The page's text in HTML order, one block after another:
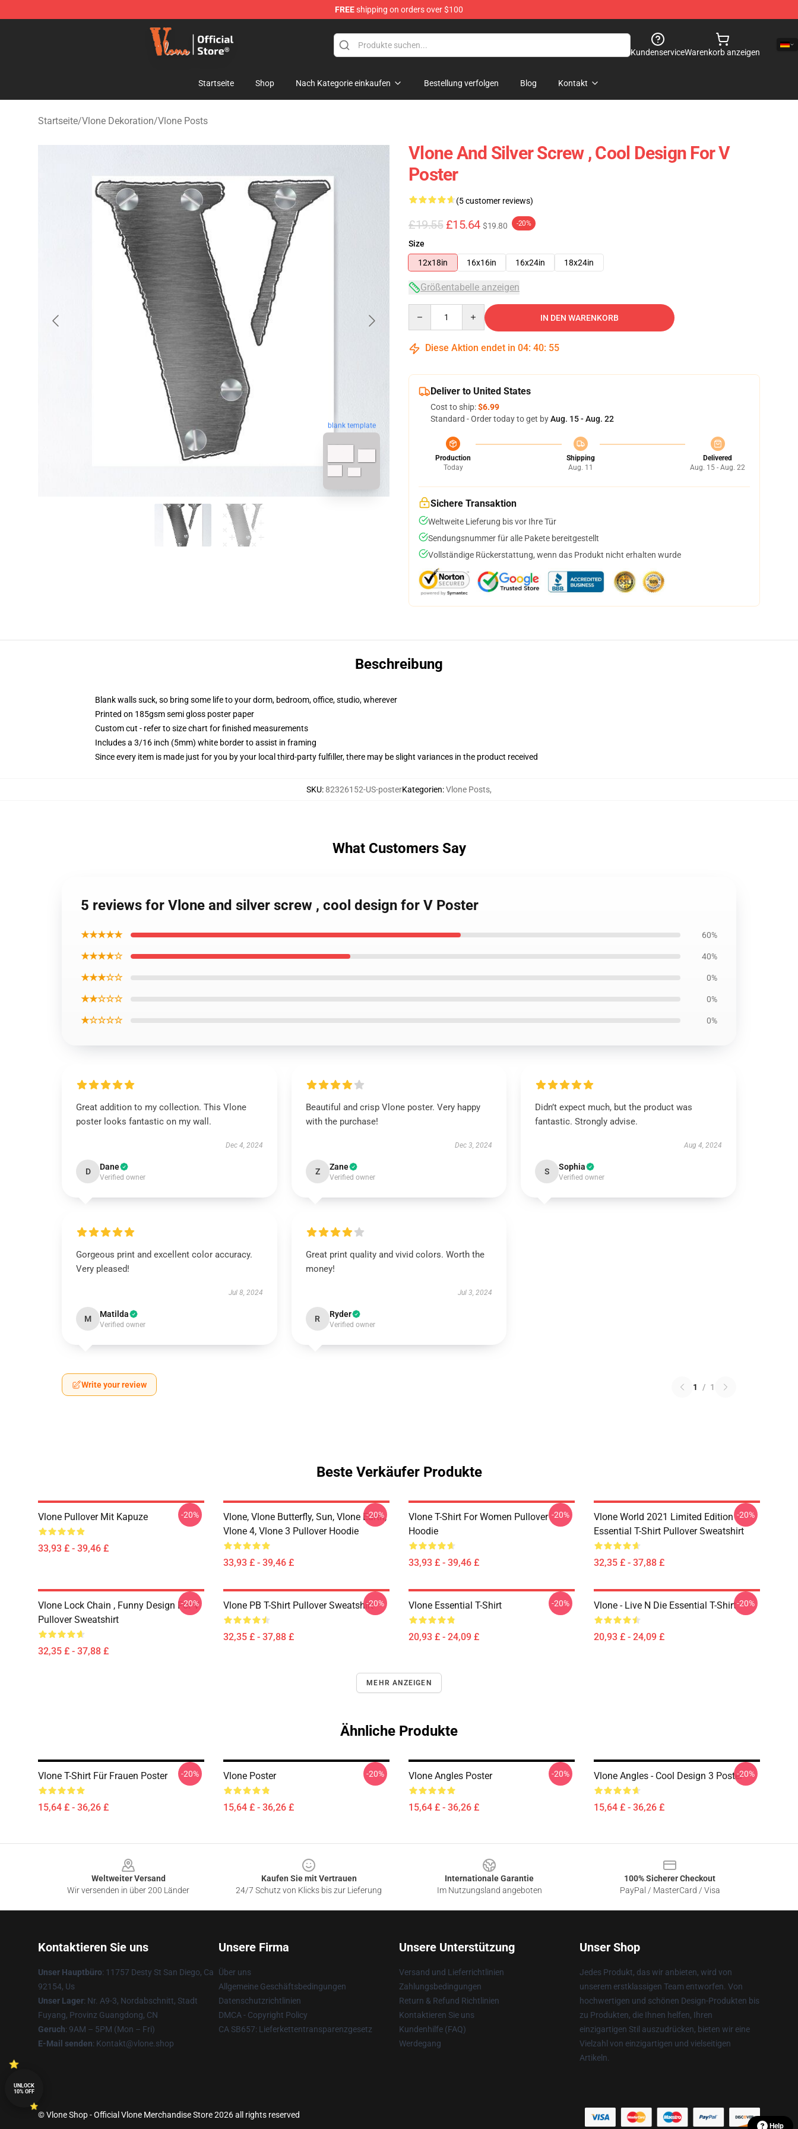
FREEshipping on orders over $100
Vlone Shop - Official Vlone Merchandise Store
KundenserviceWarenkorb anzeigen
Startseite Shop Nach Kategorie einkaufen Bestellung verfolgen Blog Kontakt
Startseite/Vlone Dekoration/Vlone Posts
blank template
Vlone And Silver Screw , Cool Design For V
Poster
(5 customer reviews)
£19.55 £15.64 $19.80 -20%
Size
12x18in
16x16in 16x24in 18x24in
Größentabelle anzeigen
IN DEN WARENKORB
Diese Aktion endet in 04: 40: 54
Deliver to United States
Cost to ship:$6.99
Standard - Order today to get byAug. 15 - Aug. 22
Production
Today
Shipping
Aug. 11
Delivered
Aug. 15 - Aug. 22
Sichere Transaktion
Weltweite Lieferung bis vor Ihre Tür
Sendungsnummer für alle Pakete bereitgestellt
Vollständige Rückerstattung, wenn das Produkt nicht erhalten wurde
Beschreibung
Blank walls suck, so bring some life to your dorm, bedroom, office, studio, wherever
Printed on 185gsm semi gloss poster paper
Custom cut - refer to size chart for finished measurements
Includes a 3/16 inch (5mm) white border to assist in framing
Since every item is made just for you by your local third-party fulfiller, there may be slight variances in the product received
SKU:82326152-US-posterKategorien:Vlone Posts,
What Customers Say
5 reviews for Vlone and silver screw , cool design for V Poster
★★★★★ 60%
★★★★☆ 40%
★★★☆☆ 0%
★★☆☆☆ 0%
★☆☆☆☆ 0%
Great addition to my collection. This Vlone
poster looks fantastic on my wall.
Dec 4, 2024
D Dane
Verified owner
Beautiful and crisp Vlone poster. Very happy
with the purchase!
Dec 3, 2024
Z Zane
Verified owner
Didn’t expect much, but the product was
fantastic. Strongly advise.
Aug 4, 2024
S Sophia
Verified owner
Gorgeous print and excellent color accuracy.
Very pleased!
Jul 8, 2024
M Matilda
Verified owner
Great print quality and vivid colors. Worth the
money!
Jul 3, 2024
R Ryder
Verified owner
Write your review 1 / 1
Beste Verkäufer Produkte
Vlone Pullover Mit Kapuze
33,93 £ - 39,46 £
-20%
Vlone, Vlone Butterfly, Sun, Vlone Earth,
Vlone 4, Vlone 3 Pullover Hoodie
33,93 £ - 39,46 £
-20%
Vlone T-Shirt For Women Pullover
Hoodie
33,93 £ - 39,46 £
-20%
Vlone World 2021 Limited Edition
Essential T-Shirt Pullover Sweatshirt
32,35 £ - 37,88 £
-20%
Vlone Lock Chain , Funny Design For V
Pullover Sweatshirt
32,35 £ - 37,88 £
-20% Vlone PB T-Shirt Pullover Sweatshirt
32,35 £ - 37,88 £
-20% Vlone Essential T-Shirt
20,93 £ - 24,09 £
-20% Vlone - Live N Die Essential T-Shirt
20,93 £ - 24,09 £
-20%
MEHR ANZEIGEN
Ähnliche Produkte
Vlone T-Shirt Für Frauen Poster
15,64 £ - 36,26 £
-20% Vlone Poster
15,64 £ - 36,26 £
-20% Vlone Angles Poster
15,64 £ - 36,26 £
-20% Vlone Angles - Cool Design 3 Poster
15,64 £ - 36,26 £
-20%
Weltweiter Versand
Wir versenden in über 200 Länder
Kaufen Sie mit Vertrauen
24/7 Schutz von Klicks bis zur Lieferung
Internationale Garantie
Im Nutzungsland angeboten
100% Sicherer Checkout
PayPal / MasterCard / Visa
Kontaktieren Sie uns
Unser Hauptbüro: 11757 Desty St San Diego, Ca
92154, Us
Unser Lager: Nr. A9-3, Nordabschnitt, Stadt
Fuyang, Provinz Guangdong, CN
Geruch: 9AM – 5PM (Mon – Fri)
E-Mail senden: Kontakt@vlone.shop
Unsere Firma
Über uns
Allgemeine Geschäftsbedingungen
Datenschutzrichtlinien
DMCA - Copyright Policy
CA SB657: Lieferkettentransparenzgesetz
Unsere Unterstützung
Versand und Lieferrichtlinien
Zahlungsbedingungen
Return & Refund Richtlinien
Kontaktieren Sie uns
Kundenhilfe (FAQ)
Werdegang
Unser Shop
Jedes Produkt, das wir anbieten, wird von
unserem erstklassigen Team entworfen. Von
hochwertigen und schönen Design-Produkten bis
zu Produkten, die Ihnen helfen, Ihren
einzigartigen Stil auszudrücken, bieten wir eine
Vielzahl von einzigartigen und vielseitigen
Artikeln.
© Vlone Shop - Official Vlone Merchandise Store 2026 all rights reserved
UNLOCK
10% OFF
Help